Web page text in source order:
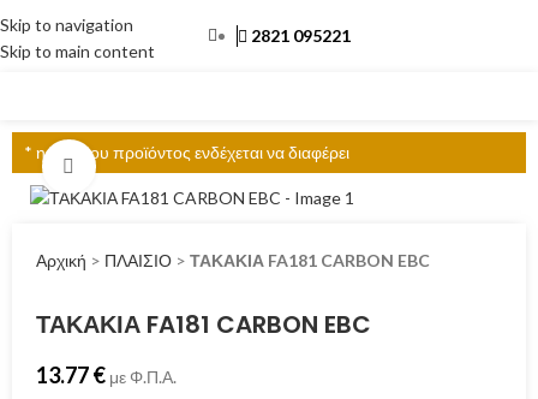
Skip to navigation
Skip to main content
2821 095221
* η τιμή του προϊόντος ενδέχεται να διαφέρει
Click to enlarge
Αρχική > ΠΛΑΙΣΙΟ > ΤΑΚΑΚΙΑ FA181 CARBON EBC
ΤΑΚΑΚΙΑ FA181 CARBON EBC
13.77€ με Φ.Π.Α.